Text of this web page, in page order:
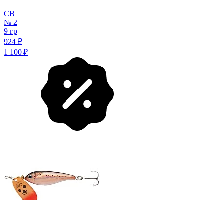
CB
№ 2
9 гр
924 ₽
1 100 ₽